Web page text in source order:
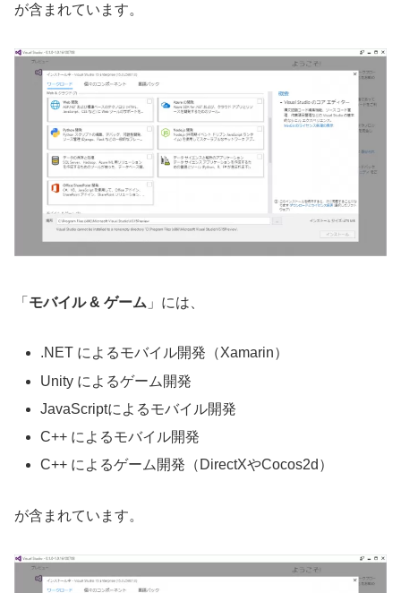
が含まれています。
「 モバイル & ゲーム 」には、
.NET によるモバイル開発（Xamarin）
Unity によるゲーム開発
JavaScriptによるモバイル開発
C++ によるモバイル開発
C++ によるゲーム開発（DirectXやCocos2d）
が含まれています。